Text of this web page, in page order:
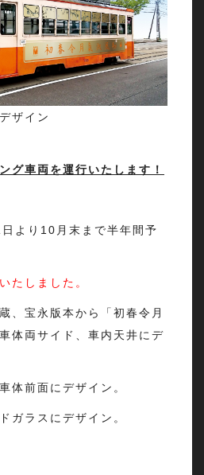
ザイン
グ車両を運行いたします！
より10月末まで半年間予
たしました。
、宝永版本から「初春令月
体両サイド、車内天井にデ
体前面にデザイン。
ガラスにデザイン。